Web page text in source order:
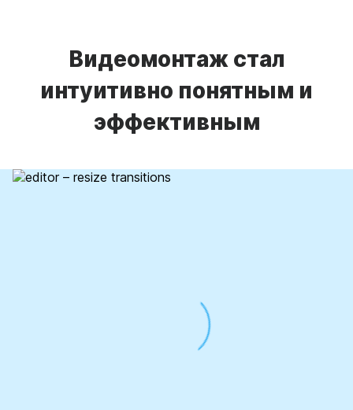
Видеомонтаж стал
интуитивно понятным и
эффективным